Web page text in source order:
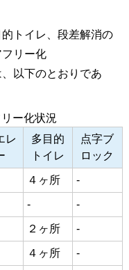
トイレ、段差解消の
リー化
以下のとおりであ
ー化状況
レ
多目的
トイレ
点字ブ
ロック
４ヶ所 -
- -
２ヶ所 -
４ヶ所 -